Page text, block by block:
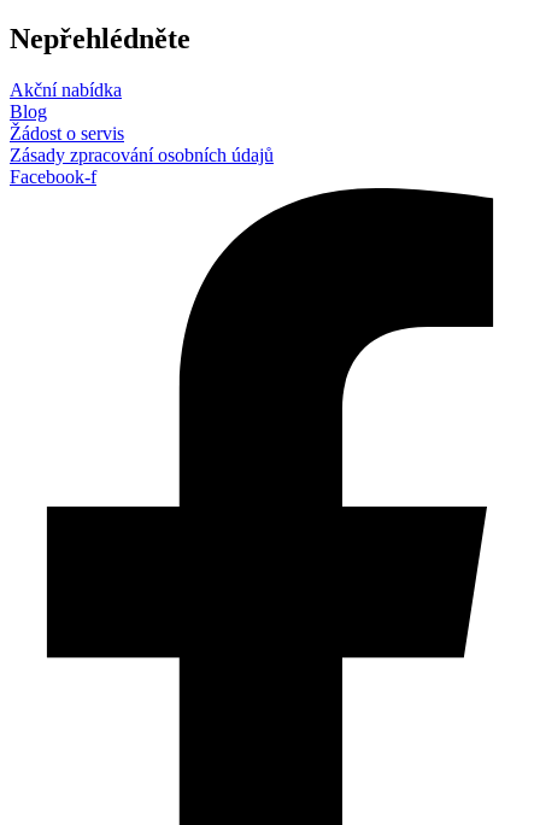
Nepřehlédněte
Akční nabídka
Blog
Žádost o servis
Zásady zpracování osobních údajů
Facebook-f